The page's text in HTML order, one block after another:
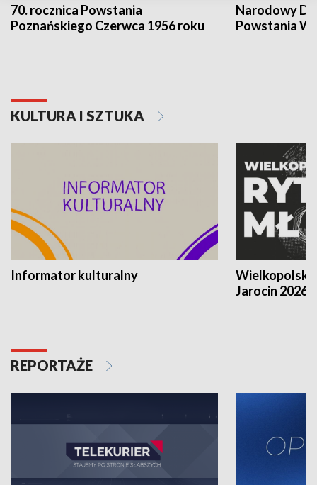
70. rocznica Powstania
Poznańskiego Czerwca 1956 roku
Narodowy
Powstania
KULTURA I SZTUKA
Informator kulturalny
Jarocin 2026
REPORTAŻE